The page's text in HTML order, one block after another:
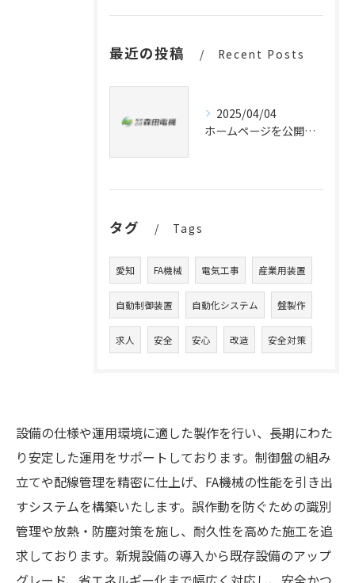
最近の投稿 Recent Posts
2025/04/04
ホームページを公開しました。
タグ Tags
愛知 FA機械 電気工事 産業用装置
自動制御装置 自動化システム 盤製作
求人 安全 安心 改造 安全対策
設備の仕様や運用環境に適した製作を行い、長期にわた
り安定した運用をサポートしております。制御盤の組み
立てや配線管理を精密に仕上げ、FA機械の性能を引き出
すシステムを構築いたします。誤作動を防ぐための識別
管理や放熱・防塵対策を施し、耐久性を高めた施工を追
求しております。新規設備の導入から既存設備のアップ